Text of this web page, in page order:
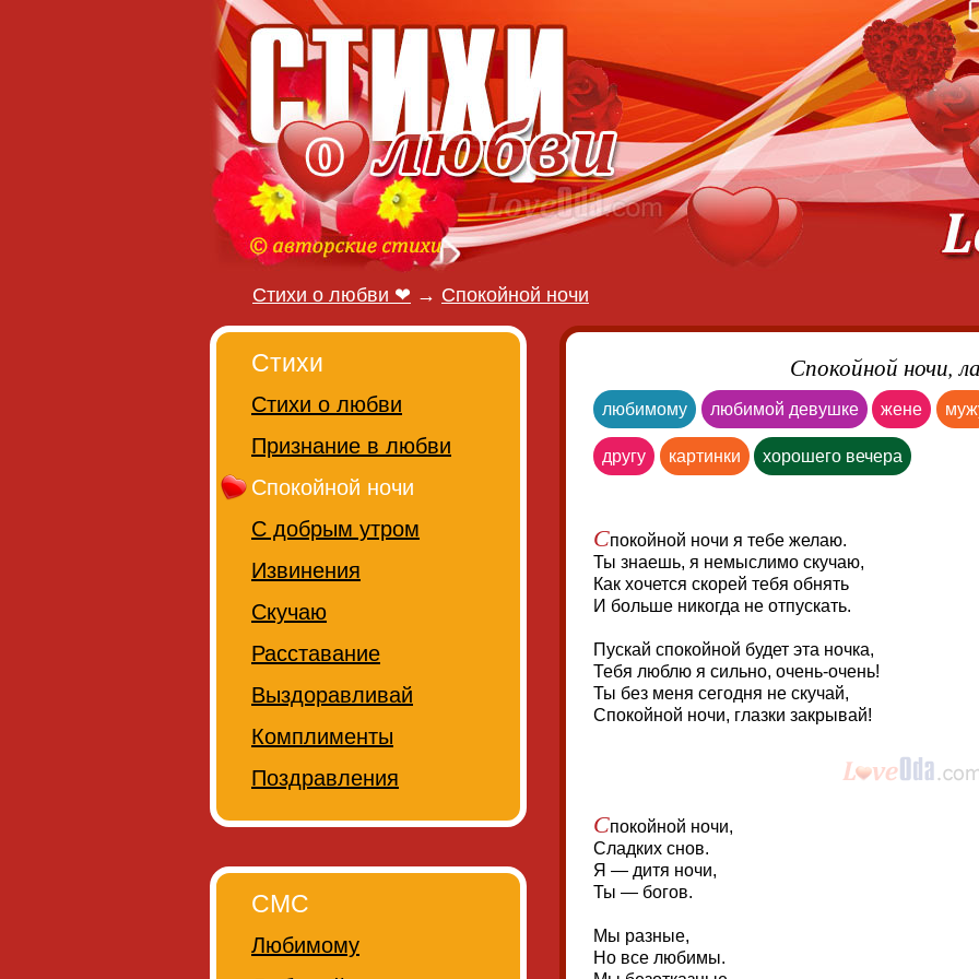
Стихи о любви ❤ → Спокойной ночи
Спокойной ночи,
любимому любимой девушке жене
другу картинки хорошего вечера
Спокойной ночи я тебе желаю.
Ты знаешь, я немыслимо скучаю,
Как хочется скорей тебя обнять
И больше никогда не отпускать.
Пускай спокойной будет эта ночка,
Тебя люблю я сильно, очень-очень!
Ты без меня сегодня не скучай,
Спокойной ночи, глазки закрывай!
Спокойной ночи,
Сладких снов.
Я — дитя ночи,
Ты — богов.
Мы разные,
Но все любимы.
Стихи
Стихи о любви
Признание в любви
Спокойной ночи
С добрым утром
Извинения
Скучаю
Расставание
Выздоравливай
Комплименты
Поздравления
СМС
Любимому